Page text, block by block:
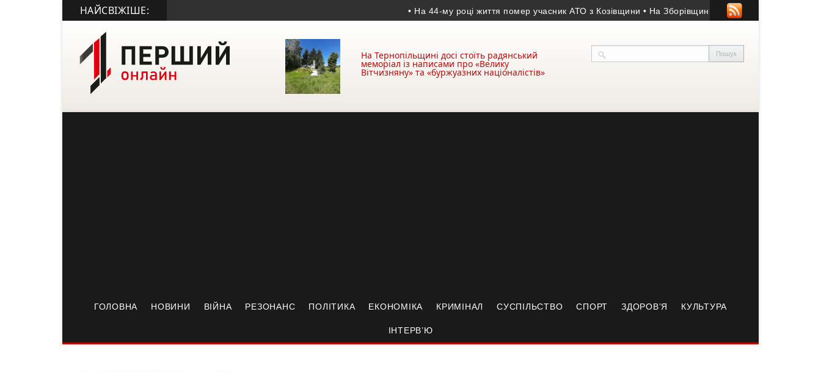
НАЙСВІЖІШЕ: • На 44-му році життя помер учасник АТО з Козівщини • На Зборівщині безвісти зник чоловік із
На Тернопільщині досі стоїть радянський
меморіал із написами про «Велику
Вітчизняну» та «буржуазних націоналістів»
ГОЛОВНА НОВИНИ ВІЙНА РЕЗОНАНС ПОЛІТИКА ЕКОНОМІКА КРИМІНАЛ СУСПІЛЬСТВО СПОРТ ЗДОРОВ’Я КУЛЬТУРА
ІНТЕРВ’Ю